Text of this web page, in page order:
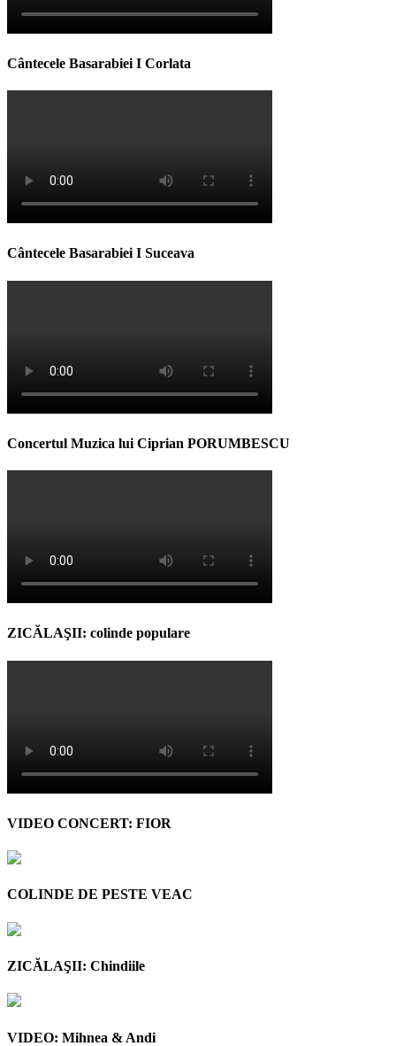
Cântecele Basarabiei I Corlata
Cântecele Basarabiei I Suceava
Concertul Muzica lui Ciprian PORUMBESCU
ZICĂLAŞII: colinde populare
VIDEO CONCERT: FIOR
COLINDE DE PESTE VEAC
ZICĂLAŞII: Chindiile
VIDEO: Mihnea & Andi